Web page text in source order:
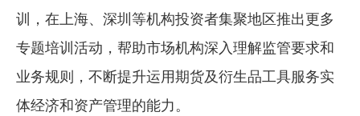
训，在上海、深圳等机构投资者集聚地区推出更多
专题培训活动，帮助市场机构深入理解监管要求和
业务规则，不断提升运用期货及衍生品工具服务实
体经济和资产管理的能力。